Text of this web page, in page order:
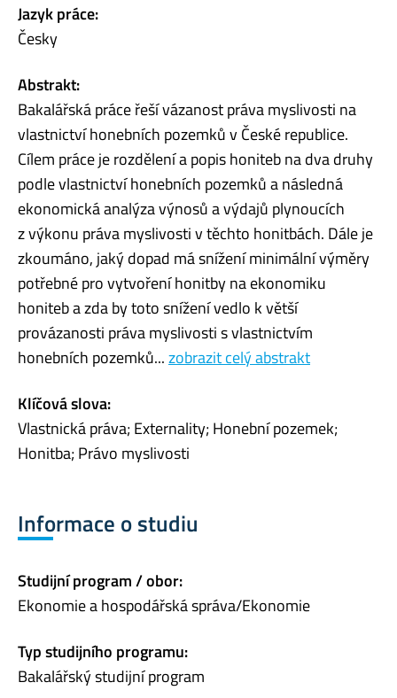
Jazyk práce:
Česky
Abstrakt:
Bakalářská práce řeší vázanost práva myslivosti na
vlastnictví honebních pozemků v České republice.
Cílem práce je rozdělení a popis honiteb na dva druhy
podle vlastnictví honebních pozemků a následná
ekonomická analýza výnosů a výdajů plynoucích
z výkonu práva myslivosti v těchto honitbách. Dále je
zkoumáno, jaký dopad má snížení minimální výměry
potřebné pro vytvoření honitby na ekonomiku
honiteb a zda by toto snížení vedlo k větší
provázanosti práva myslivosti s vlastnictvím
honebních pozemků...zobrazit celý abstrakt
Klíčová slova:
Vlastnická práva; Externality; Honební pozemek;
Honitba; Právo myslivosti
Informace o studiu
Studijní program / obor:
Ekonomie a hospodářská správa/Ekonomie
Typ studijního programu:
Bakalářský studijní program